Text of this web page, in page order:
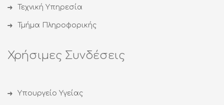
Τεχνική Υπηρεσία
Τμήμα Πληροφορικής
Χρήσιμες Συνδέσεις
Υπουργείο Υγείας